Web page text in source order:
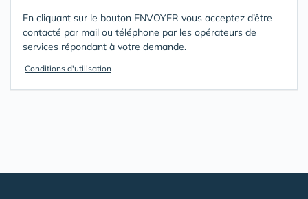
En cliquant sur le bouton ENVOYER vous acceptez d’être
contacté par mail ou téléphone par les opérateurs de
services répondant à votre demande.
Conditions d'utilisation